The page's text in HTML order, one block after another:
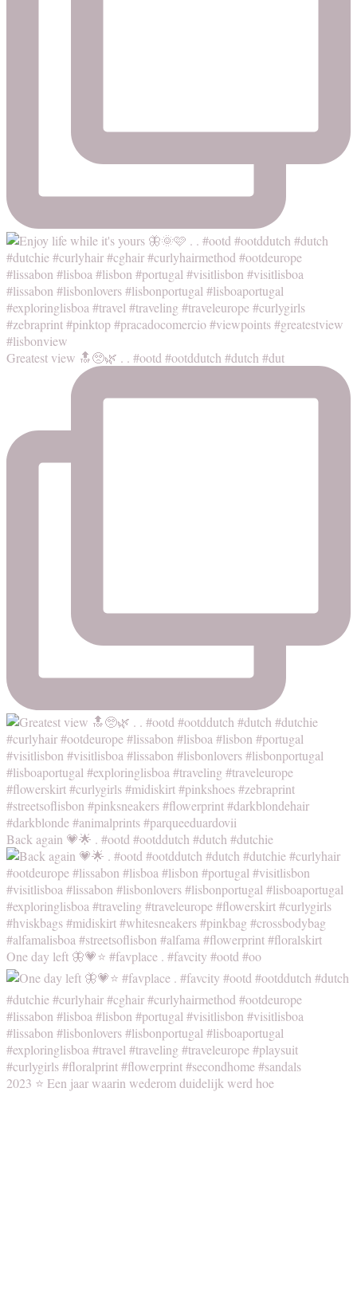
Greatest view 🔝🥺🌿 . . #ootd #ootddutch #dutch #dut
Back again 💗🌟 . #ootd #ootddutch #dutch #dutchie
One day left 🦋💗⭐️ #favplace . #favcity #ootd #oo
2023 ⭐️ Een jaar waarin wederom duidelijk werd hoe